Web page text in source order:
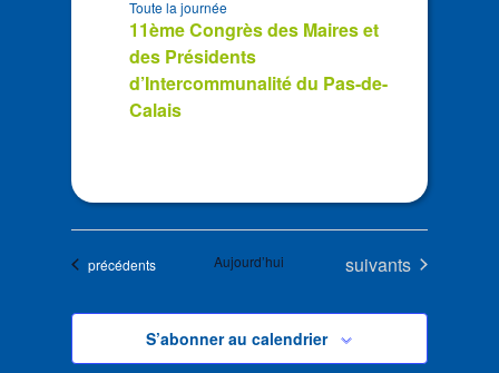
11ème Congrès des Maires et
des Présidents
d’Intercommunalité du Pas-de-
Calais
Toute la journée
Évènements
précédents Aujourd’hui Évènements
suivants
S’abonner au calendrier